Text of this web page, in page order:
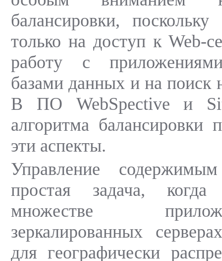
балансировки,
только на доступ к Web-
работу с
базами данных и на поиск
В ПО WebSpective и
алгоритма балансировки
эти аспекты.
Управление
простая задача,
множестве
зеркалированных
для географически